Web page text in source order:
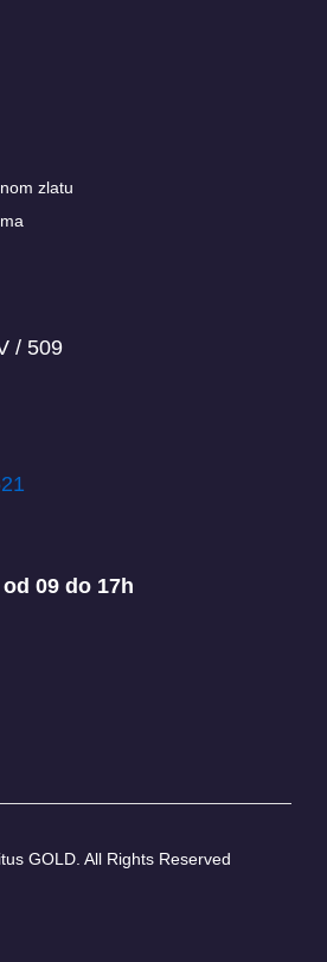
zlatu
/ 509
od 09 do 17h
GOLD. All Rights Reserved